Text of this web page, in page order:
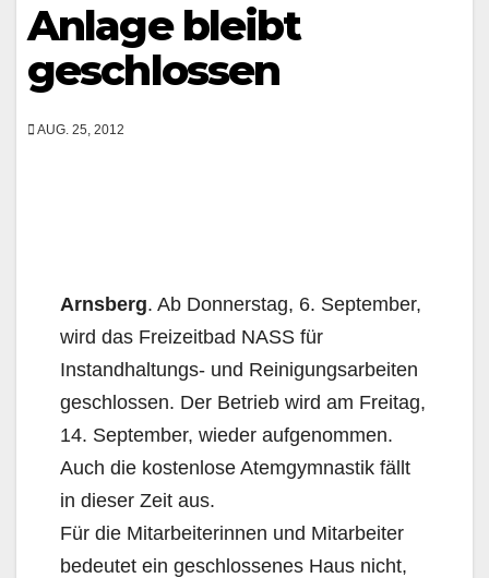
Anlage bleibt
geschlossen
AUG. 25, 2012
Arnsberg. Ab Donnerstag, 6. September,
wird das Freizeitbad NASS für
Instandhaltungs- und Reinigungsarbeiten
geschlossen. Der Betrieb wird am Freitag,
14. September, wieder aufgenommen.
Auch die kostenlose Atemgymnastik fällt
in dieser Zeit aus.
Für die Mitarbeiterinnen und Mitarbeiter
bedeutet ein geschlossenes Haus nicht,